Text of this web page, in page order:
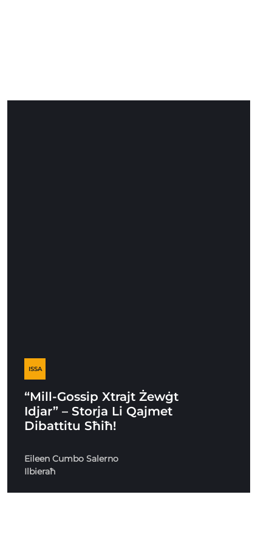
ISSA
“Mill-Gossip Xtrajt Żewġt
Idjar” – Storja Li Qajmet
Dibattitu Sħiħ!
Eileen Cumbo Salerno
Ilbieraħ